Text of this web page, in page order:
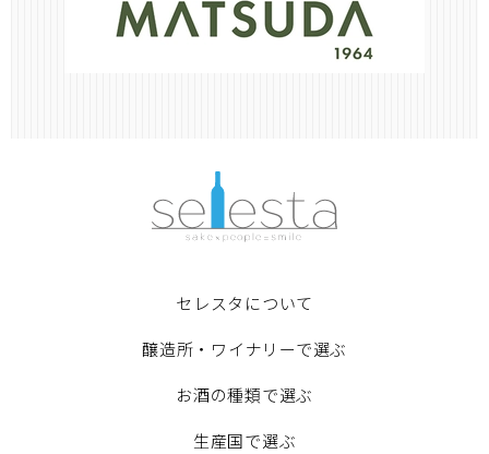
セレスタについて
醸造所・ワイナリーで選ぶ
お酒の種類で選ぶ
生産国で選ぶ